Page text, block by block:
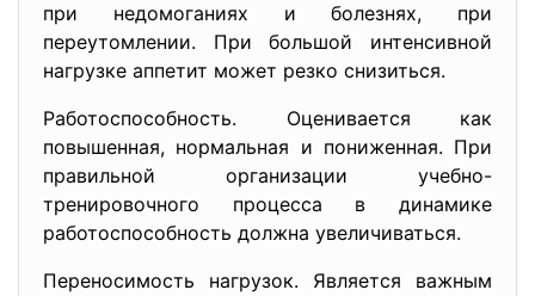
при недомоганиях и болезнях, при
переутомлении. При большой интенсивной
нагрузке аппетит может резко снизиться.
Работоспособность. Оценивается как
повышенная, нормальная и пониженная. При
правильной организации учебно-
тренировочного процесса в динамике
работоспособность должна увеличиваться.
Переносимость нагрузок. Является важным